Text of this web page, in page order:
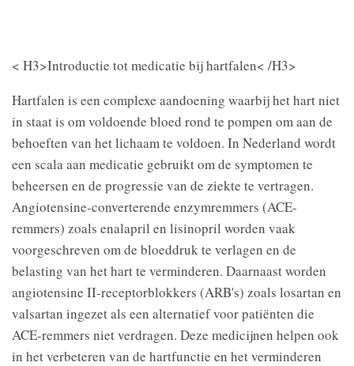
< H3>Introductie tot medicatie bij hartfalen< /H3>
Hartfalen is een complexe aandoening waarbij het hart niet
in staat is om voldoende bloed rond te pompen om aan de
behoeften van het lichaam te voldoen. In Nederland wordt
een scala aan medicatie gebruikt om de symptomen te
beheersen en de progressie van de ziekte te vertragen.
Angiotensine-converterende enzymremmers (ACE-
remmers) zoals enalapril en lisinopril worden vaak
voorgeschreven om de bloeddruk te verlagen en de
belasting van het hart te verminderen. Daarnaast worden
angiotensine II-receptorblokkers (ARB's) zoals losartan en
valsartan ingezet als een alternatief voor patiënten die
ACE-remmers niet verdragen. Deze medicijnen helpen ook
in het verbeteren van de hartfunctie en het verminderen